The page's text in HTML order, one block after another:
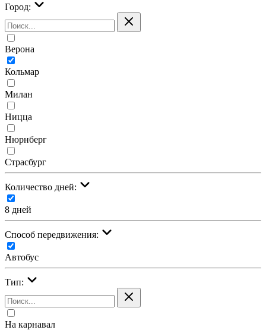
Город:
Верона
Кольмар
Милан
Ницца
Нюрнберг
Страсбург
Количество дней:
8 дней
Cпособ передвижения:
Автобус
Тип:
На карнавал